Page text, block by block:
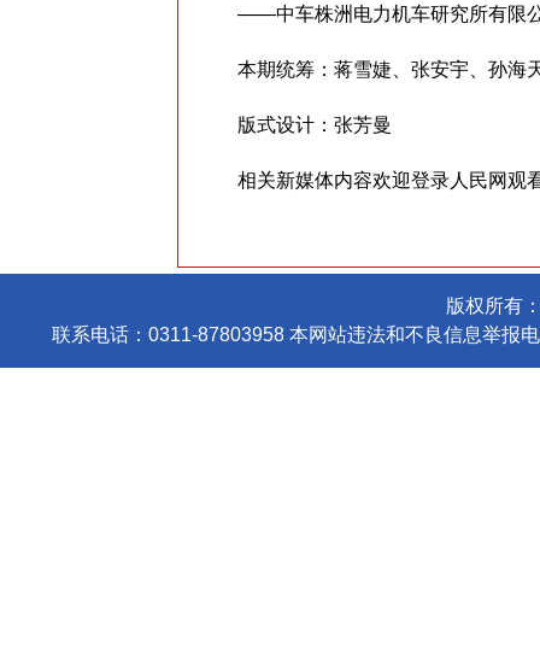
——中车株洲电力机车研究所有限公
本期统筹：蒋雪婕、张安宇、孙海
版式设计：张芳曼
相关新媒体内容欢迎登录人民网观
版权所有
联系电话：0311-87803958 本网站违法和不良信息举报